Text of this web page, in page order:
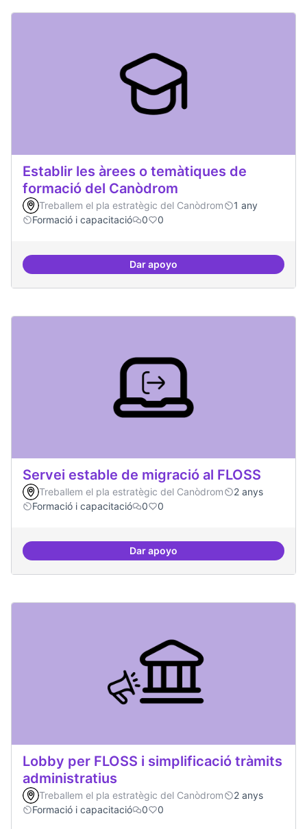
Establir les àrees o temàtiques de
formació del Canòdrom
Treballem el pla estratègic del Canòdrom
1 any
Formació i capacitació
0 0
Dar apoyoEstablir les àrees o temàtiques
Servei estable de migració al FLOSS
Treballem el pla estratègic del Canòdrom
2 anys
Formació i capacitació
0 0
Dar apoyoServei estable de migració al
Lobby per FLOSS i simplificació tràmits
administratius
Treballem el pla estratègic del Canòdrom
2 anys
Formació i capacitació
0 0